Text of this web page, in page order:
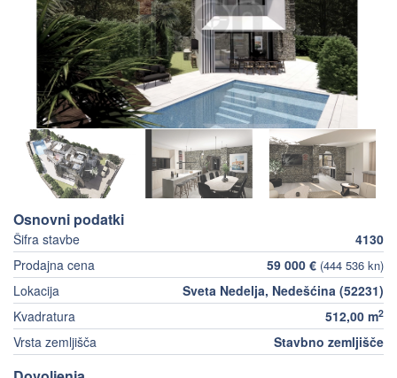
Osnovni podatki
Šifra stavbe
4130
Prodajna cena
59 000 € (444 536 kn)
Lokacija
Sveta Nedelja, Nedešćina (52231)
Kvadratura
512,00 m2
Vrsta zemljišča Stavbno zemljišče